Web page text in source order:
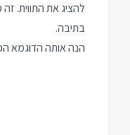
להציג את התווית.
בתיבה.
הנה אותה הדוגמא